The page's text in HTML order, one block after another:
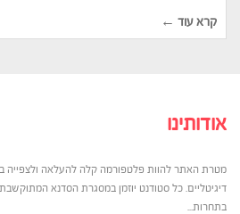
קרא עוד ←
אודותינו
מטרת האתר להוות פלטפורמה קלה להעלאה ולצפייה
דיגיטליים. כל סטודנט יוזמן במסגרת הסדנא
בתחרות...